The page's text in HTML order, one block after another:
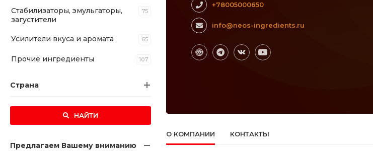
Стабилизаторы, эмульгаторы,
загустители
75
Усилители вкуса и аромата 65
Прочие ингредиенты 107
Страна
НАЙТИ
Предлагаем Вашему вниманию
+78005000650
info@neos-ingredients.ru
О КОМПАНИИ КОНТАКТЫ